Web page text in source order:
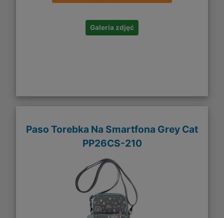
Galeria zdjęć
Paso Torebka Na Smartfona Grey Cat
PP26CS-210